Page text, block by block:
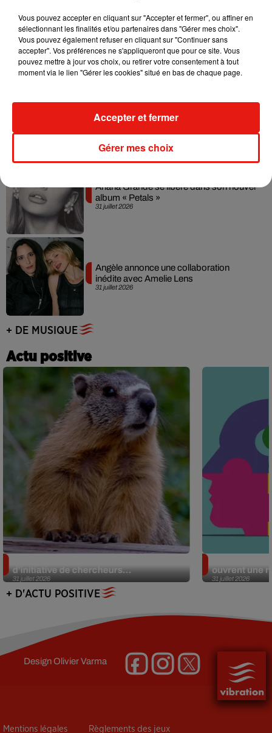
4 août 2026
Ariana Grande prendra une pause après
sa tournée mondiale
31 juillet 2026
Grand Corps Malade emmène Styleto
en road-trip dans son nouveau clip
31 juillet 2026
Ariana Grande se libère dans son nouvel
album « Petals »
31 juillet 2026
Angèle annonce une collaboration
inédite avec Amelie Lens
+ DE MUSIQUE
Actu positive
31 juillet 2026
d’initiative de chercheurs...
31 juillet 2026
ouvrent une
+ D'ACTU POSITIVE
DesignOlivier Varma
Mentions légales Règlements des jeux
Vous pouvez accepter en cliquant sur "Accepter et fermer", ou affiner en
sélectionnant les finalités et/ou partenaires dans "Gérer mes choix".
Vous pouvez également refuser en cliquant sur "Continuer sans
accepter". Vos préférences ne s'appliqueront que pour ce site. Vous
pouvez mettre à jour vos choix, ou retirer votre consentement à tout
moment via le lien "Gérer les cookies" situé en bas de chaque page.
Gérer mes choix
Accepter et fermer